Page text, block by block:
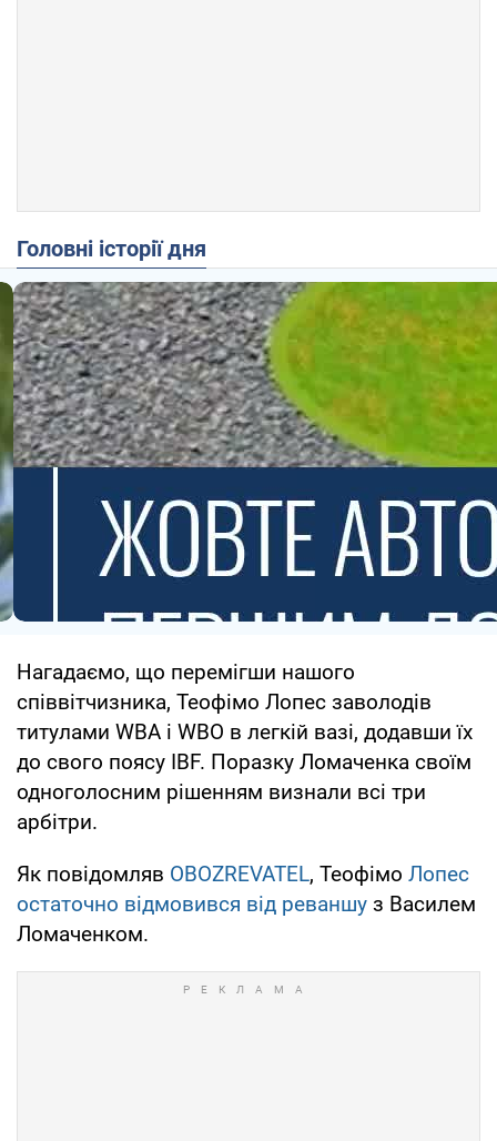
Головні історії дня
Нагадаємо, що перемігши нашого
співвітчизника, Теофімо Лопес заволодів
титулами WBA і WBO в легкій вазі, додавши їх
до свого поясу IBF. Поразку Ломаченка своїм
одноголосним рішенням визнали всі три
арбітри.
Як повідомляв OBOZREVATEL, Теофімо Лопес
остаточно відмовився від реваншу з Василем
Ломаченком.